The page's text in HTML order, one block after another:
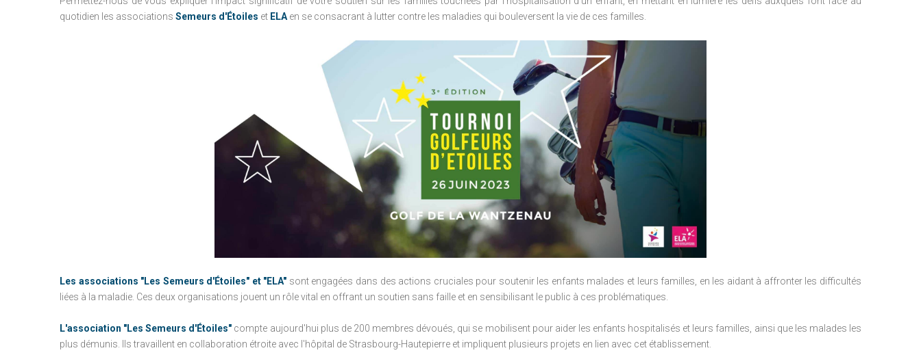
quotidien les associations Semeurs d'Étoiles et ELA en se consacrant à lutter contre les maladies qui bouleversent la vie de ces familles.
Les associations "Les Semeurs d'Étoiles" et "ELA" sont engagées dans des actions cruciales pour soutenir les enfants malades et leurs familles, en les aidant à affronter les difficultés
liées à la maladie. Ces deux organisations jouent un rôle vital en offrant un soutien sans faille et en sensibilisant le public à ces problématiques.
L'association "Les Semeurs d'Étoiles" compte aujourd'hui plus de 200 membres dévoués, qui se mobilisent pour aider les enfants hospitalisés et leurs familles, ainsi que les malades les
plus démunis.
Ils travaillent en collaboration étroite avec l'hôpital de Strasbourg-Hautepierre et impliquent plusieurs projets en lien avec cet établissement.